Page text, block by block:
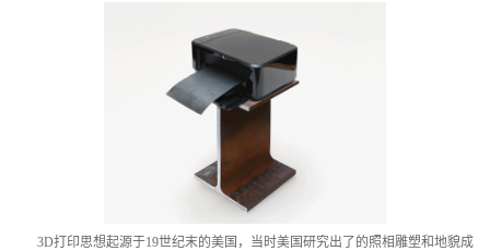
3D打印思想起源于19世纪末的美国，当时美国研究出了的照相雕塑和地貌成